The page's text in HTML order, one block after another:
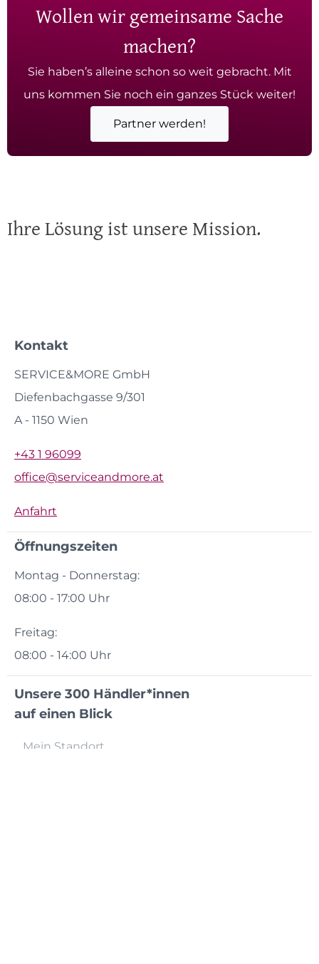
Wollen wir gemeinsame Sache
machen?
Sie haben’s alleine schon so weit gebracht. Mit
uns kommen Sie noch ein ganzes Stück weiter!
Partner werden!
Ihre Lösung ist unsere Mission.
Kontakt
SERVICE&MORE GmbH
Diefenbachgasse 9/301
A - 1150 Wien
+43 1 96099
office@serviceandmore.at
Anfahrt
Öffnungszeiten
Montag - Donnerstag:
08:00 - 17:00 Uhr
Freitag:
08:00 - 14:00 Uhr
Unsere 300 Händler*innen
auf einen Blick